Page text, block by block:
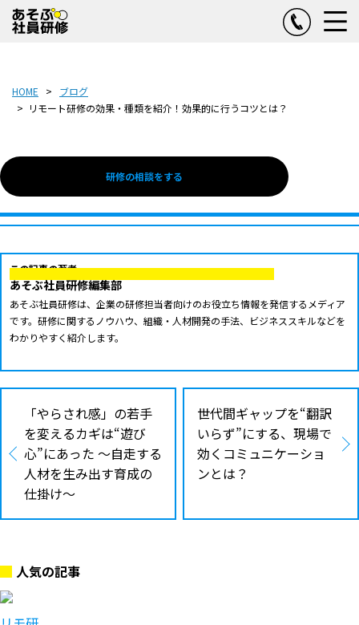
HOME
ブログ
リモート研修の効果・種類を紹介！効果的に行うコツとは？
研修の相談をする
この記事の著者
あそぶ社員研修編集部
あそぶ社員研修は、企業の研修担当者向けのお役立ち情報を発信するメディア
です。研修に関するノウハウ、組織・人材開発の手法、ビジネススキルなどを
わかりやすく紹介します。
「やらされ感」の若手
を変えるカギは“遊び
心”にあった ～自走する
人材を生み出す育成の
仕掛け〜
世代間ギャップを“翻訳
いらず”にする、現場で
効くコミュニケーショ
ンとは？
人気の記事